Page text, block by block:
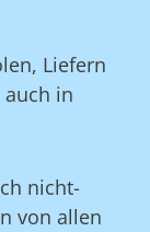
Liefern
in
nicht-
von allen